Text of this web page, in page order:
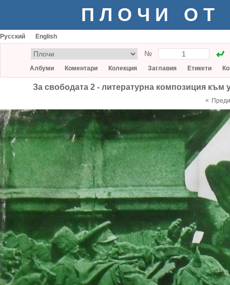
ПЛОЧИ ОТ
Русский English
№
Албуми Коментари Колекция Заглавия Етикети
За свободата 2 - литературна композиция към
«